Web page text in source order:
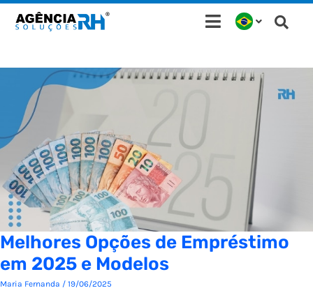
para
conteúdo
Melhores Opções de Empréstimo
em 2025 e Modelos
Maria Fernanda / 19/06/2025